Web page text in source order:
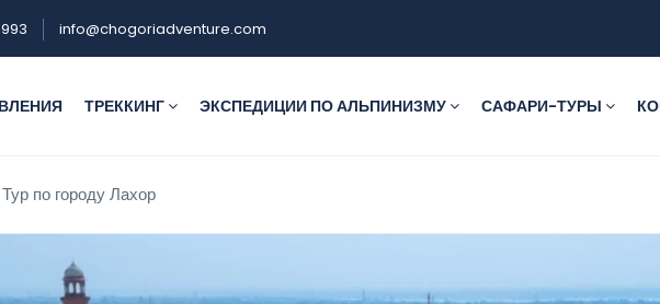
info@chogoriadventure.com
ТРЕККИНГ ЭКСПЕДИЦИИ ПО АЛЬПИНИЗМУ САФАРИ-ТУРЫ
Тур по городу Лахор